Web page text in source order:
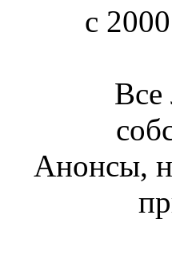
c
Все
Анонсы,